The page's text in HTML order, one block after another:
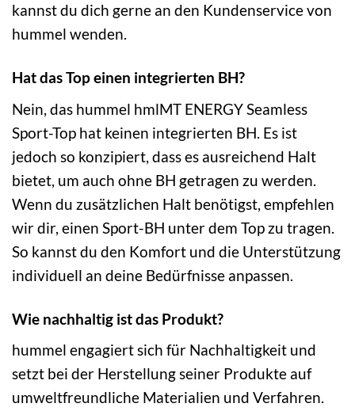
kannst du dich gerne an den Kundenservice von
hummel wenden.
Hat das Top einen integrierten BH?
Nein, das hummel hmlMT ENERGY Seamless
Sport-Top hat keinen integrierten BH. Es ist
jedoch so konzipiert, dass es ausreichend Halt
bietet, um auch ohne BH getragen zu werden.
Wenn du zusätzlichen Halt benötigst, empfehlen
wir dir, einen Sport-BH unter dem Top zu tragen.
So kannst du den Komfort und die Unterstützung
individuell an deine Bedürfnisse anpassen.
Wie nachhaltig ist das Produkt?
hummel engagiert sich für Nachhaltigkeit und
setzt bei der Herstellung seiner Produkte auf
umweltfreundliche Materialien und Verfahren.